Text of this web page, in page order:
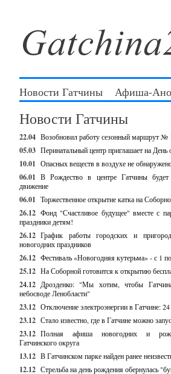
Новости Гатчины Афиша-
Новости Гатчины
22.04 Возобновил работу сезонный маршрут №
05.03 Перинатальный центр приглашает на
10.01 Опасных веществ в воздухе не
06.01 В Рождество в центре Гатчины будет
движение
06.01 Торжественное открытие катка на
26.12 Фонд "Счастливое будущее" вместе с
праздники детям!
26.12 График работы городских и
новогодних праздников
26.12 Фестиваль «Новогодняя кутерьма» - с 1
25.12 На Соборной готовится к открытию
24.12 Дрозденко: "Мы хотим, чтобы
небосводе Ленобласти"
23.12 Отключение электроэнергии в Гатчине:
23.12 Стало известно, где в Гатчине можно
23.12 Полная афиша новогодних и
Гатчинского округа
13.12 В Гатчинском парке найден ранее
12.12 Стрельба на день рождения обернулась